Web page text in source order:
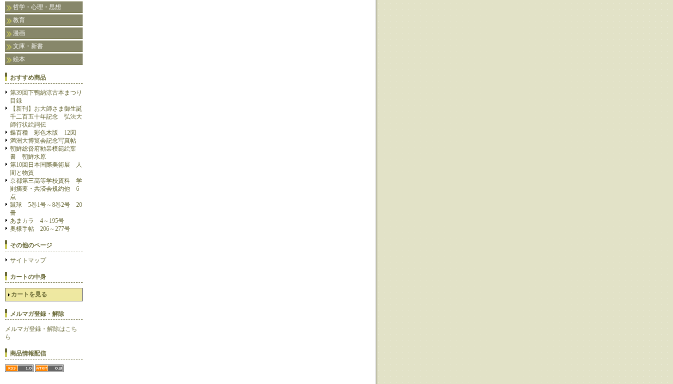
哲学・心理・思想
教育
漫画
文庫・新書
絵本
おすすめ商品
第39回下鴨納涼古本まつり
目録
【新刊】お大師さま御生誕
千二百五十年記念 弘法大
師行状絵詞伝
蝶百種 彩色木版 12図
満洲大博覧会記念写真帖
朝鮮総督府勧業模範絵葉
書 朝鮮水原
第10回日本国際美術展 人
間と物質
京都第三高等学校資料 学
則摘要・共済会規約他 6
点
蹴球 5巻1号～8巻2号 20
冊
あまカラ 4～195号
奥様手帖 206～277号
その他のページ
サイトマップ
カートの中身
カートを見る
メルマガ登録・解除
メルマガ登録・解除はこち
ら
商品情報配信